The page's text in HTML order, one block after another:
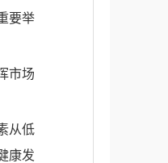
要举
市场
从低
康发